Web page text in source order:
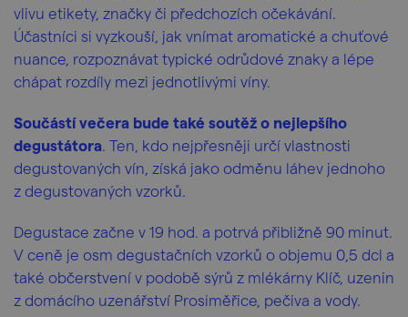
vlivu etikety, značky či předchozích očekávání.
Účastníci si vyzkouší, jak vnímat aromatické a chuťové
nuance, rozpoznávat typické odrůdové znaky a lépe
chápat rozdíly mezi jednotlivými víny.
Součástí večera bude také soutěž o nejlepšího
degustátora. Ten, kdo nejpřesněji určí vlastnosti
degustovaných vín, získá jako odměnu láhev jednoho
z degustovaných vzorků.
Degustace začne v 19 hod. a potrvá přibližně 90 minut.
V ceně je osm degustačních vzorků o objemu 0,5 dcl a
také občerstvení v podobě sýrů z mlékárny Klíč, uzenin
z domácího uzenářství Prosiměřice, pečiva a vody.